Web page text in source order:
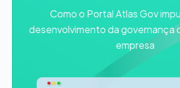
Como o Portal Atlas Gov
desenvolvimento da governança
empresa